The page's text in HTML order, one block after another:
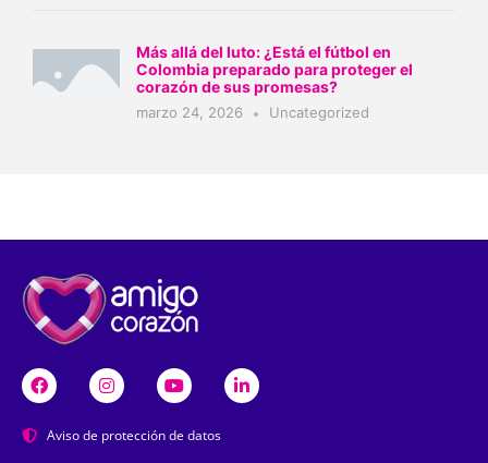
Más allá del luto: ¿Está el fútbol en
Colombia preparado para proteger el
corazón de sus promesas?
marzo 24, 2026 Uncategorized
Aviso de protección de datos